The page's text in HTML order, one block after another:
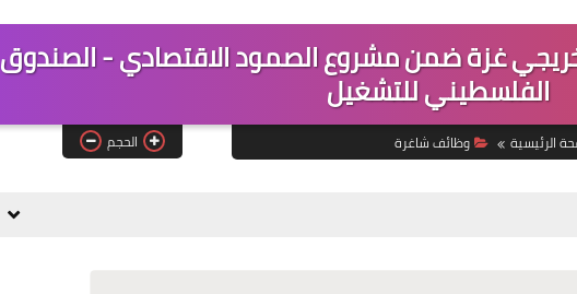
لـ 102 وظيفة لخريجي غزة ضمن مشروع الصمود الاقتصادي - الصندوق
الفلسطيني للتشغيل
الرئيسية وظائف شاغرة الحجم